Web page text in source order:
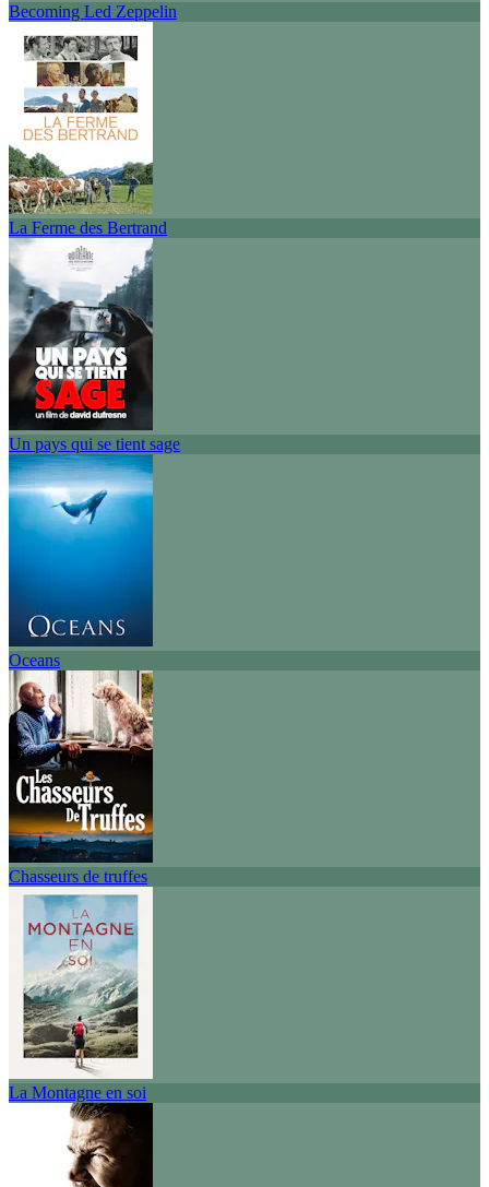
Becoming Led Zeppelin
La Ferme des Bertrand
Un pays qui se tient sage
Oceans
Chasseurs de truffes
La Montagne en soi